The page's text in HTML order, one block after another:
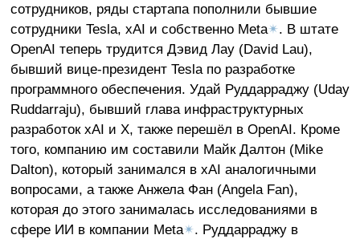
сотрудников, ряды стартапа пополнили бывшие
сотрудники Tesla, xAI и собственно Meta✴. В штате
OpenAI теперь трудится Дэвид Лау (David Lau),
бывший вице-президент Tesla по разработке
программного обеспечения. Удай Руддарраджу (Uday
Ruddarraju), бывший глава инфраструктурных
разработок xAI и X, также перешёл в OpenAI. Кроме
того, компанию им составили Майк Далтон (Mike
Dalton), который занимался в xAI аналогичными
вопросами, а также Анжела Фан (Angela Fan),
которая до этого занималась исследованиями в
сфере ИИ в компании Meta✴. Руддарраджу в